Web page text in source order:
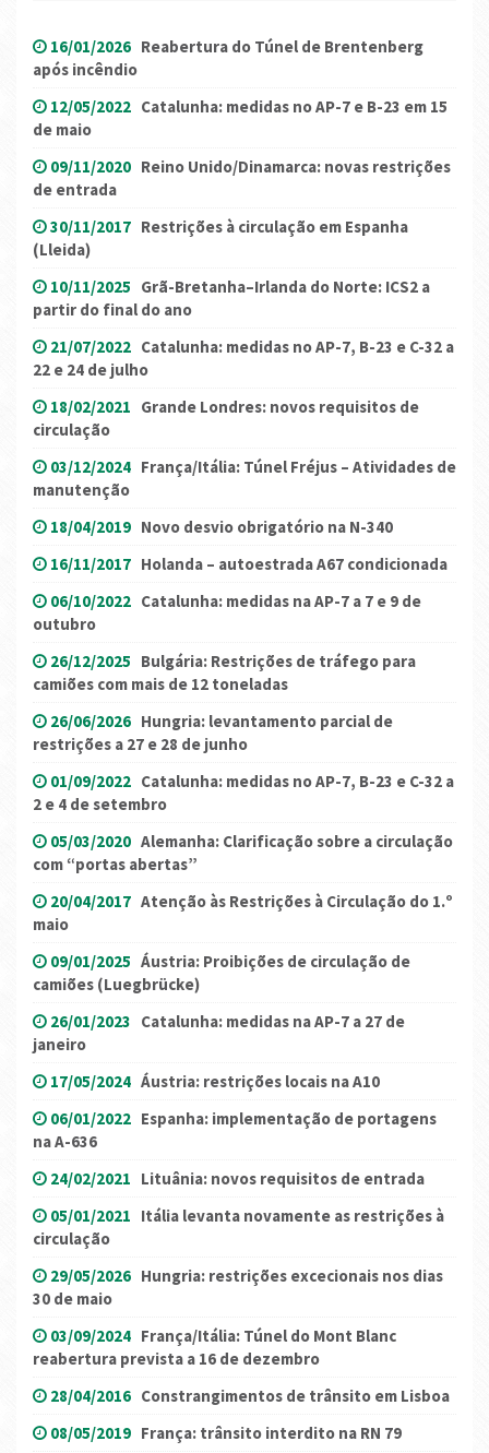
16/01/2026 Reabertura do Túnel de Brentenberg
após incêndio
12/05/2022 Catalunha: medidas no AP-7 e B-23 em 15
de maio
09/11/2020 Reino Unido/Dinamarca: novas restrições
de entrada
30/11/2017 Restrições à circulação em Espanha
(Lleida)
10/11/2025 Grã-Bretanha–Irlanda do Norte: ICS2 a
partir do final do ano
21/07/2022 Catalunha: medidas no AP-7, B-23 e C-32 a
22 e 24 de julho
18/02/2021 Grande Londres: novos requisitos de
circulação
03/12/2024 França/Itália: Túnel Fréjus – Atividades de
manutenção
18/04/2019 Novo desvio obrigatório na N-340
16/11/2017 Holanda – autoestrada A67 condicionada
06/10/2022 Catalunha: medidas na AP-7 a 7 e 9 de
outubro
26/12/2025 Bulgária: Restrições de tráfego para
camiões com mais de 12 toneladas
26/06/2026 Hungria: levantamento parcial de
restrições a 27 e 28 de junho
01/09/2022 Catalunha: medidas no AP-7, B-23 e C-32 a
2 e 4 de setembro
05/03/2020 Alemanha: Clarificação sobre a circulação
com “portas abertas”
20/04/2017 Atenção às Restrições à Circulação do 1.º
maio
09/01/2025 Áustria: Proibições de circulação de
camiões (Luegbrücke)
26/01/2023 Catalunha: medidas na AP-7 a 27 de
janeiro
17/05/2024 Áustria: restrições locais na A10
06/01/2022 Espanha: implementação de portagens
na A-636
24/02/2021 Lituânia: novos requisitos de entrada
05/01/2021 Itália levanta novamente as restrições à
circulação
29/05/2026 Hungria: restrições excecionais nos dias
30 de maio
03/09/2024 França/Itália: Túnel do Mont Blanc
reabertura prevista a 16 de dezembro
28/04/2016 Constrangimentos de trânsito em Lisboa
08/05/2019 França: trânsito interdito na RN 79